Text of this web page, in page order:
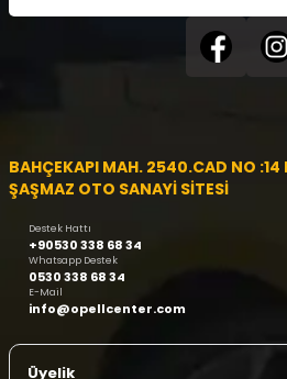
BAHÇEKAPI MAH. 2540.CAD NO :14
ŞAŞMAZ OTO SANAYİ SİTESİ
Destek Hattı
+90530 338 68 34
Whatsapp Destek
0530 338 68 34
E-Mail
info@opellcenter.com
Üyelik